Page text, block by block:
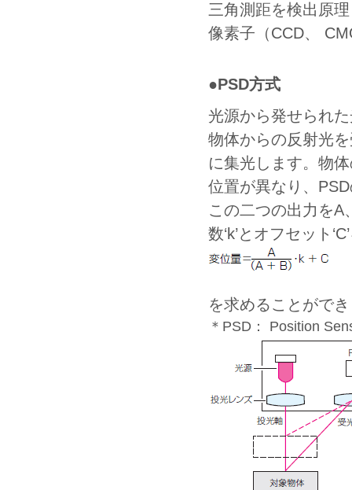
三角測距を検出原
像素子（CCD、
●PSD方式
光源から発せられ
物体からの反射光
に集光します。物
位置が異なり、
この二つの出力をA
数‘k’とオフセット
を求めることがで
＊PSD： Position